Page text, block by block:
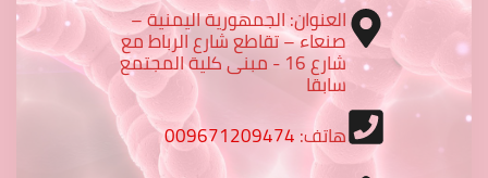
العنوان: الجمهورية اليمنية –
صنعاء – تقاطع شارع الرباط مع
شارع 16 - مبنى كلية المجتمع
سابقا
هاتف:009671209474